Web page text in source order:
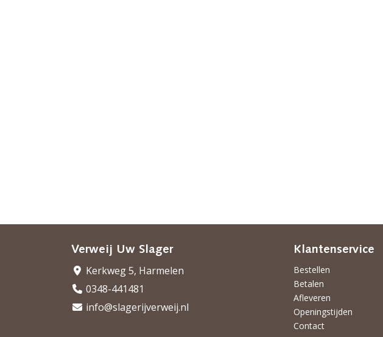
Verweij Uw Slager
Kerkweg 5, Harmelen
0348-441481
info@slagerijverweij.nl
Klantenservice
Bestellen
Betalen
Afleveren
Openingstijden
Contact